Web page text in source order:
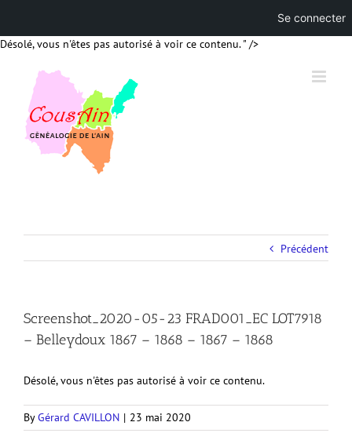
Désolé, vous n'êtes pas autorisé à voir ce contenu. " />Skip
Précédent
Screenshot_2020-05-23 FRAD001_EC LOT7918
– Belleydoux 1867 – 1868 – 1867 – 1868
Désolé, vous n'êtes pas autorisé à voir ce contenu.
ByGérard CAVILLON | 23 mai 2020
Se connecter